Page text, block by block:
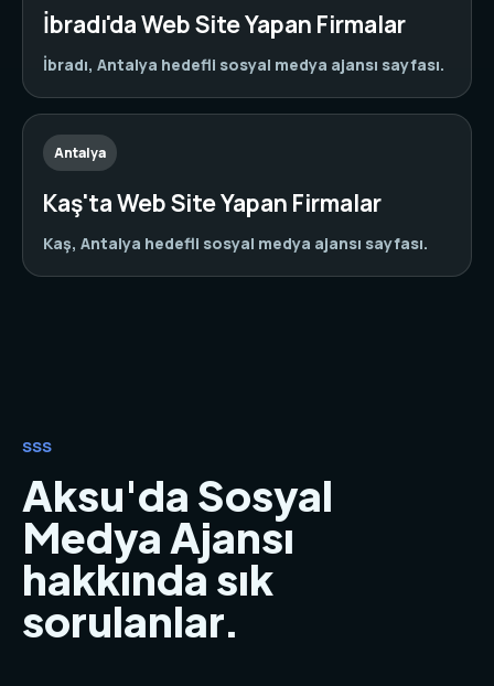
İbradı'da Web Site Yapan Firmalar
İbradı, Antalya hedefli sosyal medya ajansı sayfası.
Antalya
Kaş'ta Web Site Yapan Firmalar
Kaş, Antalya hedefli sosyal medya ajansı sayfası.
SSS
Aksu'da Sosyal
Medya Ajansı
hakkında sık
sorulanlar.